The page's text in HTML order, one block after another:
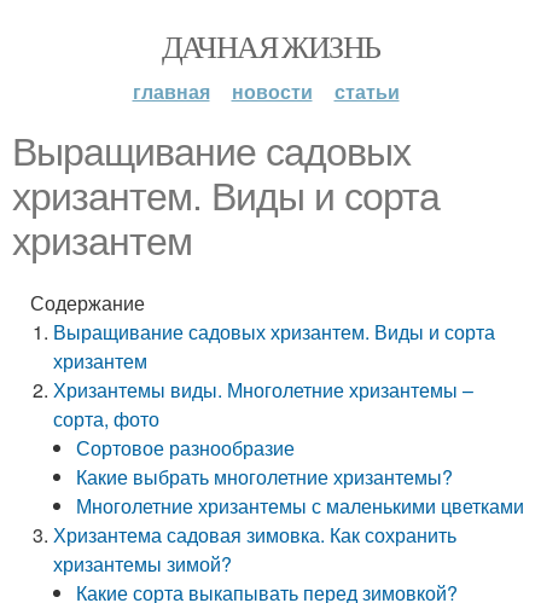
ДАЧНАЯ ЖИЗНЬ
главная новости статьи
Выращивание садовых
хризантем. Виды и сорта
хризантем
Содержание
Выращивание садовых хризантем. Виды и сорта
хризантем
Хризантемы виды. Многолетние хризантемы –
сорта, фото
Сортовое разнообразие
Какие выбрать многолетние хризантемы?
Многолетние хризантемы с маленькими цветками
Хризантема садовая зимовка. Как сохранить
хризантемы зимой?
Какие сорта выкапывать перед зимовкой?